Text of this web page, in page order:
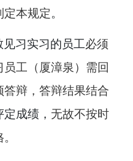
定本规定。
见习实习的员工必须
工（厦漳泉）需回
辩，答辩结果结合
定成绩， 无故不按时